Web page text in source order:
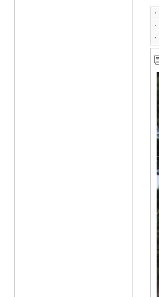
ㆍ
ㆍ
ㆍ